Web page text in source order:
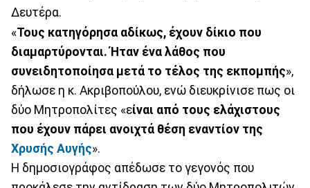
Δευτέρα.
«Τους κατηγόρησα αδίκως, έχουν δίκιο που
διαμαρτύρονται. Ήταν ένα λάθος που
συνειδητοποίησα μετά το τέλος της εκπομπής»,
δήλωσε η κ. Ακριβοπούλου, ενώ διευκρίνισε πως οι
δύο Μητροπολίτες «είναι από τους ελάχιστους
που έχουν πάρει ανοιχτά θέση εναντίον της
Χρυσής Αυγής».
Η δημοσιογράφος απέδωσε το γεγονός που